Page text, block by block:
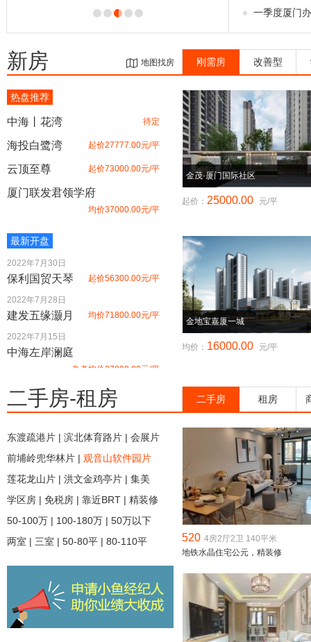
一季度厦门办公
新房 地图找房
热盘推荐
中海丨花湾 待定
海投白鹭湾 起价27777.00元/平
云顶至尊 起价73000.00元/平
厦门联发君领学府
均价37000.00元/平
桃李春风浅山
住宅水晶尚庭
新沿线天境云著 均价45000.00元/平
翔安中南九锦台
高层均价35000.00元/平
前海湾
均价26000.00元/平
中骏·天宸
国贸天峯 均价38500.00元/平
建发武地央著 待定
保利和光城悦 待定
融创东南府 别墅起价600.00万/套
特房•莱昂公馆
国贸天悦 均价34000.00元/平
中交和美新城
最新开盘
2022年7月30日
保利国贸天琴 起价56300.00元/平
2022年7月28日
建发五缘灏月 均价71800.00元/平
2022年7月15日
中海左岸澜庭
参考均价37000.00元/平
2022年3月31日
中海环东时代 均价35000.00元/平
特房樾琴湾二期 待定
8月27日
公元九里 均价38000.00元/平
8月27日
中海厦门东湾 均价42000.00元/平
8月7日
中粮鹭湾祥云 待定
7月31日
金茂厦门国际社区
刚需房 改善型
金茂·厦门国际社区
起价： 25000.00 元/平
金地宝嘉厦一城
均价： 16000.00 元/平
二手房-租房
东渡疏港片 | 滨北体育路片 | 会展片
前埔岭兜华林片 | 观音山软件园片
莲花龙山片 | 洪文金鸡亭片 | 集美
学区房 | 免税房 | 靠近BRT | 精装修
50-100万 | 100-180万 | 50万以下
两室 | 三室 | 50-80平 | 80-110平
二手房 租房
520 4房2厅2卫 140平米
地铁水晶住宅公元，精装修